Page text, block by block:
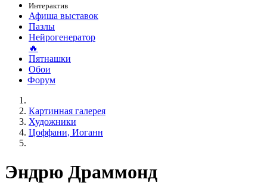
Интерактив
Афиша выставок
Пазлы
Нейрогенератор
🔥
Пятнашки
Обои
Форум
Картинная галерея
Художники
Цоффани, Иоганн
Эндрю Драммонд